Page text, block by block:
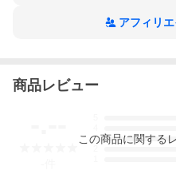
アフィリ
商品レビュー
3
この商品に関する